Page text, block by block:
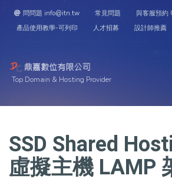
問問題 info@itn.tw 常見問題
與客服預約
產品使用教學-可列印
人才招募 設計師推薦
Top Domain & Hosting Provider
SSD Shared
虛擬主機 LAMP